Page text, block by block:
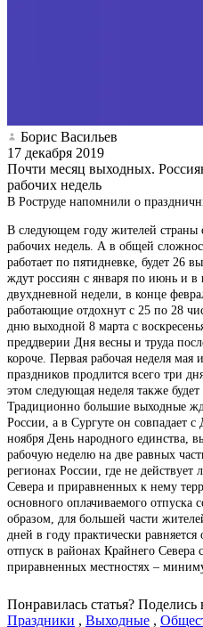
Борис Васильев
17 декабря 2019
Почти месяц выходных.
рабочих недель
В Роструде напомнили о
В следующем году жителей страны
рабочих недель. А в общей
работает по пятидневке, будет 26
ждут россиян с января по июнь и в
двухдневной недели, в конце
работающие отдохнут с 25 по 28
дню выходной 8 марта с
преддверии Дня весны и труда
короче. Первая рабочая неделя мая
праздников продлится всего три
этом следующая неделя также
Традиционно большие выходные
России, а в Сургуте он совпадает
ноября День народного единства,
рабочую неделю на две равных
регионах России, где не
Севера и приравненных к нему
основного оплачиваемого отпуска
образом, для большей части
дней в году практически
отпуск в районах Крайнего Севера
приравненных местностях –
Понравилась статья? Поделиcь
Праздники , Выходные ,